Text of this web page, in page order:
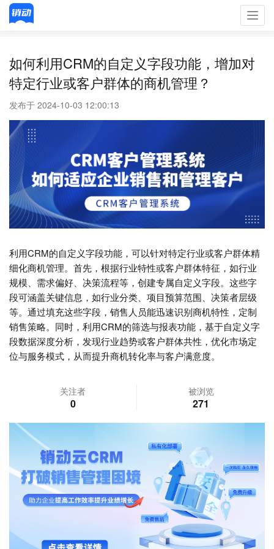
如何利用CRM的自定义字段功能，增加对
特定行业或客户群体的商机管理？
发布于 2024-10-03 12:00:13
利用CRM的自定义字段功能，可以针对特定行业或客户群体精
细化商机管理。首先，根据行业特性或客户群体特征，如行业
规模、需求偏好、决策流程等，创建专属自定义字段。这些字
段可涵盖关键信息，如行业分类、项目预算范围、决策者层级
等。通过填充这些字段，销售人员能迅速识别商机特性，定制
销售策略。同时，利用CRM的筛选与报表功能，基于自定义字
段数据深度分析，发现行业趋势或客户群体共性，优化市场定
位与服务模式，从而提升商机转化率与客户满意度。
关注者
0
被浏览
271